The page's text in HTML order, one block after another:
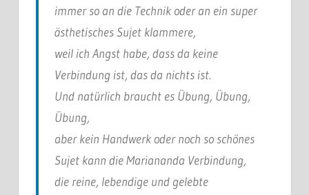
immer so an die Technik oder an ein super
ästhetisches Sujet klammere,
weil ich Angst habe, dass da keine
Verbindung ist, das da nichts ist.
Und natürlich braucht es Übung, Übung,
Übung,
aber kein Handwerk oder noch so schönes
Sujet kann die Mariananda Verbindung,
die reine, lebendige und gelebte